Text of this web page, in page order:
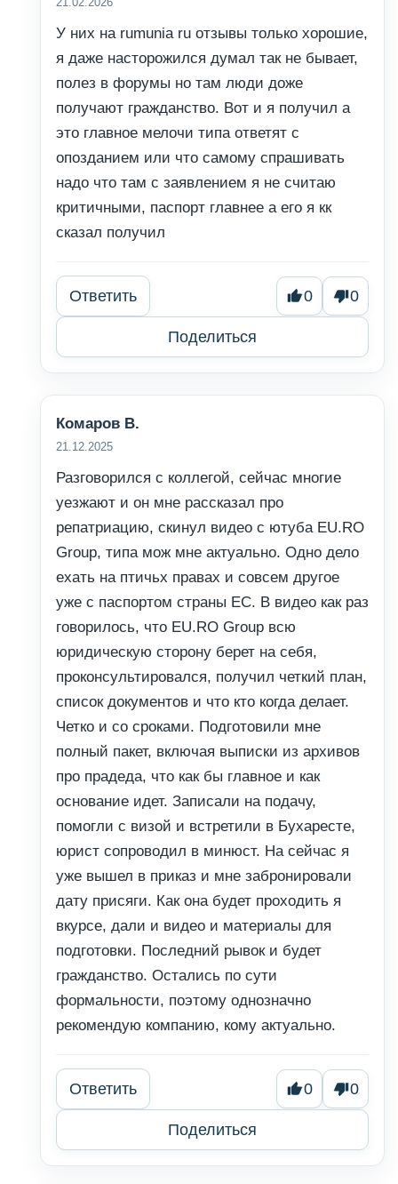
У них на rumunia ru отзывы только хорошие,
я даже насторожился думал так не бывает,
полез в форумы но там люди доже
получают гражданство. Вот и я получил а
это главное мелочи типа ответят с
опозданием или что самому спрашивать
надо что там с заявлением я не считаю
критичными, паспорт главнее а его я кк
сказал получил
Ответить 0 0
Поделиться
Комаров В.
21.12.2025
Разговорился с коллегой, сейчас многие
уезжают и он мне рассказал про
репатриацию, скинул видео с ютуба EU.RO
Group, типа мож мне актуально. Одно дело
ехать на птичьх правах и совсем другое
уже с паспортом страны ЕС. В видео как раз
говорилось, что EU.RO Group всю
юридическую сторону берет на себя,
проконсультировался, получил четкий план,
список документов и что кто когда делает.
Четко и со сроками. Подготовили мне
полный пакет, включая выписки из архивов
про прадеда, что как бы главное и как
основание идет. Записали на подачу,
помогли с визой и встретили в Бухаресте,
юрист сопроводил в минюст. На сейчас я
уже вышел в приказ и мне забронировали
дату присяги. Как она будет проходить я
вкурсе, дали и видео и материалы для
подготовки. Последний рывок и будет
гражданство. Остались по сути
формальности, поэтому однозначно
рекомендую компанию, кому актуально.
Ответить 0 0
Поделиться